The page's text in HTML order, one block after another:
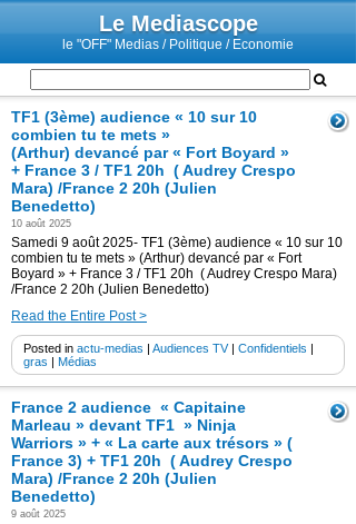
Le Mediascope
le "OFF" Medias / Politique / Economie
TF1 (3ème) audience « 10 sur 10
combien tu te mets »
(Arthur) devancé par « Fort Boyard »
+ France 3 / TF1 20h ( Audrey Crespo
Mara) /France 2 20h (Julien
Benedetto)
10 août 2025
Samedi 9 août 2025- TF1 (3ème) audience « 10 sur 10
combien tu te mets » (Arthur) devancé par « Fort
Boyard » + France 3 / TF1 20h ( Audrey Crespo Mara)
/France 2 20h (Julien Benedetto)
Read the Entire Post >
Posted in actu-medias | Audiences TV| Confidentiels |
gras | Médias
France 2 audience « Capitaine
Marleau » devant TF1 » Ninja
Warriors » + « La carte aux trésors » (
France 3) + TF1 20h ( Audrey Crespo
Mara) /France 2 20h (Julien
Benedetto)
9 août 2025